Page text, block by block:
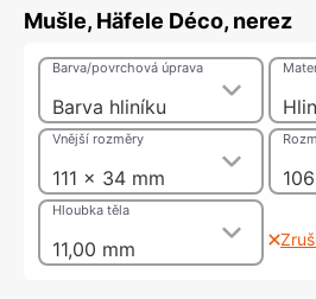
Mušle, Häfele Déco, nerez
Barva hliníku
Barva/povrchová úprava
111 x 34 mm
Vnější rozměry
11,00 mm
Hloubka těla